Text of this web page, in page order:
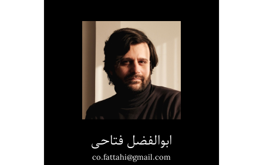
ابوالفضل فتاحی
co.fattahi@gmail.com